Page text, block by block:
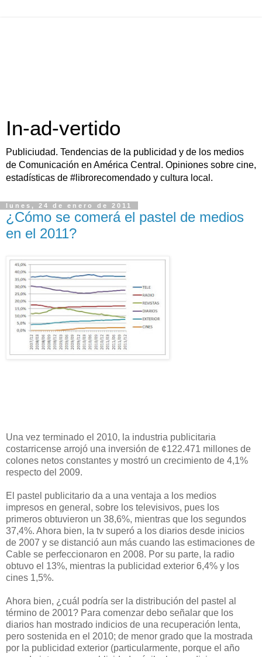
In-ad-vertido
Publiciudad. Tendencias de la publicidad y de los medios
de Comunicación en América Central. Opiniones sobre cine,
estadísticas de #librorecomendado y cultura local.
lunes, 24 de enero de 2011
¿Cómo se comerá el pastel de medios
en el 2011?
Una vez terminado el 2010, la industria publicitaria
costarricense arrojó una inversión de ¢122.471 millones de
colones netos constantes y mostró un crecimiento de 4,1%
respecto del 2009.
El pastel publicitario da a una ventaja a los medios
impresos en general, sobre los televisivos, pues los
primeros obtuvieron un 38,6%, mientras que los segundos
37,4%. Ahora bien, la tv superó a los diarios desde inicios
de 2007 y se distanció aun más cuando las estimaciones de
Cable se perfeccionaron en 2008. Por su parte, la radio
obtuvo el 13%, mientras la publicidad exterior 6,4% y los
cines 1,5%.
Ahora bien, ¿cuál podría ser la distribución del pastel al
término de 2001? Para comenzar debo señalar que los
diarios han mostrado indicios de una recuperación lenta,
pero sostenida en el 2010; de menor grado que la mostrada
por la publicidad exterior (particularmente, porque el año